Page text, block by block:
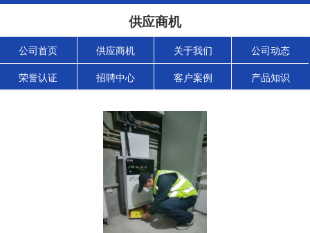
供应商机
公司首页 供应商机 关于我们 公司动态
荣誉认证 招聘中心 客户案例 产品知识